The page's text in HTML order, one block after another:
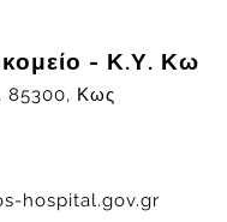
- Κ.Υ. Κω
85300, Κως
hospital.gov.gr